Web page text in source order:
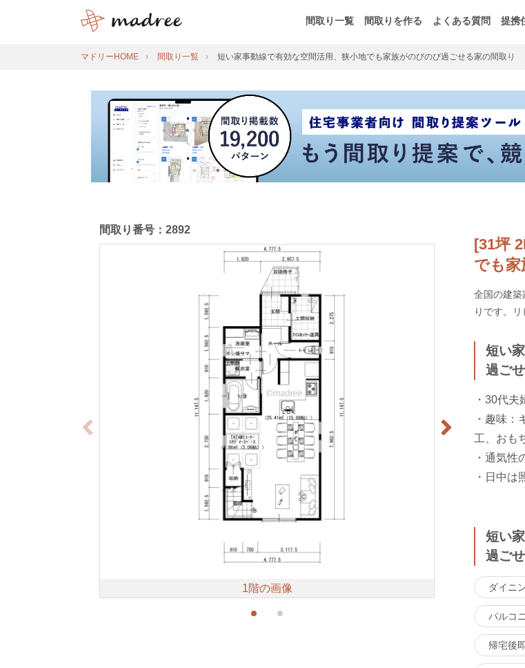
間取り一覧 間取りを作る よくある質問 提携
マドリーHOME 間取り一覧 短い家事動線で有効な空間活用、狭小地でも家族がのびのび過ごせる家の間取り
[31坪
でも家
全国の建築
りです。
短い
過ご
・30代夫
・趣味：
工、おも
・通気性
・日中は
短い
過ご
ダイニ
バルコ
帰宅後
間取り番号：2892
1階の画像